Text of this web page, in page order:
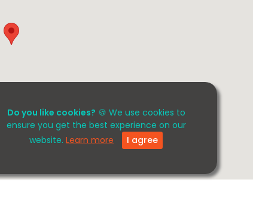
Do you like cookies? 🍪 We use cookies to
ensure you get the best experience on our
website.Learn more I agree